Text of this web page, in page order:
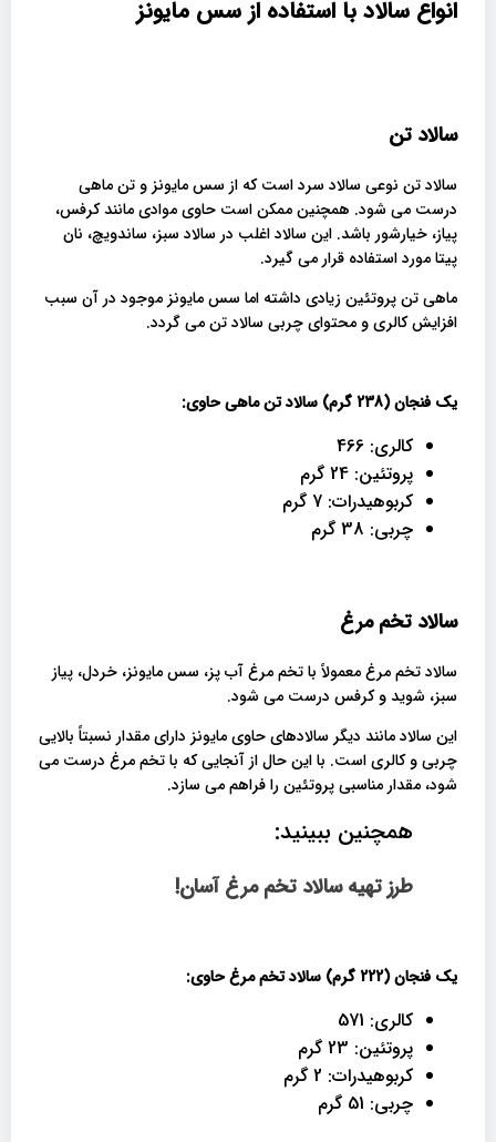
انواع سالاد با استفاده از سس مایونز
سالاد تن
سالاد تن نوعی سالاد سرد است که از سس مایونز و تن ماهی
درست می شود. همچنین ممکن است حاوی موادی مانند کرفس،
پیاز، خیارشور باشد. این سالاد اغلب در سالاد سبز، ساندویچ، نان
پیتا مورد استفاده قرار می گیرد.
ماهی تن پروتئین زیادی داشته اما سس مایونز موجود در آن سبب
افزایش کالری و محتوای چربی سالاد تن می گردد.
یک فنجان (238 گرم) سالاد تن ماهی حاوی:
کالری: 466
پروتئین: 24 گرم
کربوهیدرات: 7 گرم
چربی: 38 گرم
سالاد تخم مرغ
سالاد تخم مرغ معمولاً با تخم مرغ آب پز، سس مایونز، خردل، پیاز
سبز، شوید و کرفس درست می شود.
این سالاد مانند دیگر سالادهای حاوی مایونز دارای مقدار نسبتاً بالایی
چربی و کالری است. با این حال از آنجایی که با تخم مرغ درست می
شود، مقدار مناسبی پروتئین را فراهم می سازد.
همچنین ببینید:
طرز تهیه سالاد تخم مرغ آسان!
یک فنجان (222 گرم) سالاد تخم مرغ حاوی:
کالری: 571
پروتئین: 23 گرم
کربوهیدرات: 2 گرم
چربی: 51 گرم